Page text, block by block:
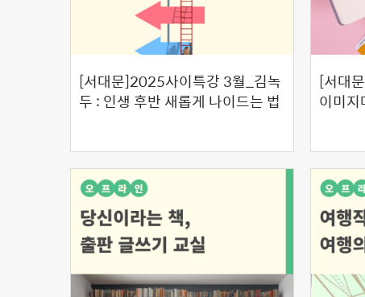
[서대문]2025사이특강 3월_김녹
두 : 인생 후반 새롭게 나이드는 법
[서대
이미지